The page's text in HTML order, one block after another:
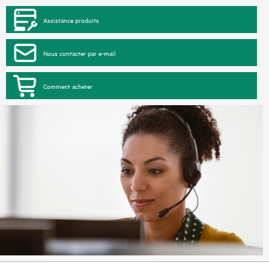
Assistance produits
Nous contacter par e-mail
Comment acheter